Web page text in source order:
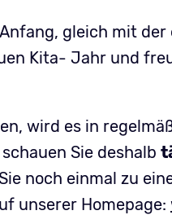
gleich mit
Kita- Jahr und
wird es in
Sie deshalb
noch einmal zu
unserer Homepage: